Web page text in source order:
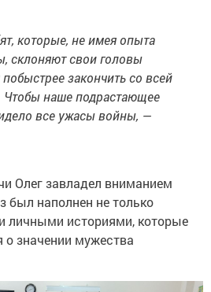
которые, не имея опыта
склоняют свои головы
закончить со всей
Чтобы наше подрастающее
все ужасы войны, —
Олег завладел вниманием
был наполнен не только
личными историями, которые
о значении мужества